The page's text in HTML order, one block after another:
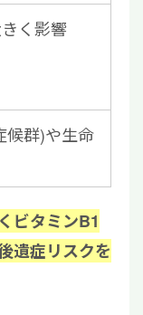
く影響
候群)や生命
ビタミンB1
遺症リスクを